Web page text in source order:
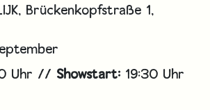
Brückenkopfstraße 1,
Uhr // Showstart: 19:30 Uhr